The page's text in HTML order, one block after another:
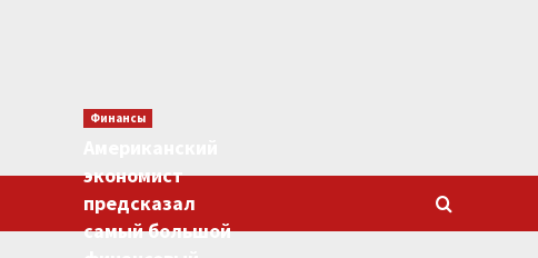
Финансы
экономист
предсказал
самый большой